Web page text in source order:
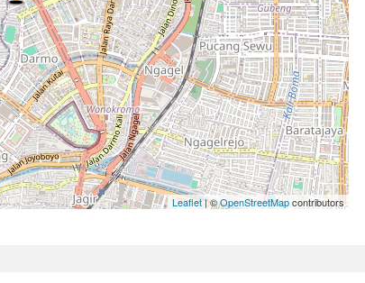
Leaflet| ©OpenStreetMapcontributors